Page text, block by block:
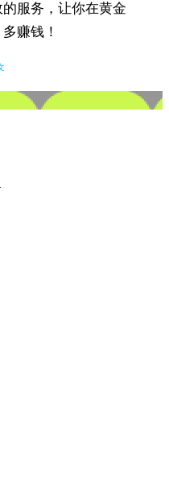
服务，让你在黄金
赚钱！